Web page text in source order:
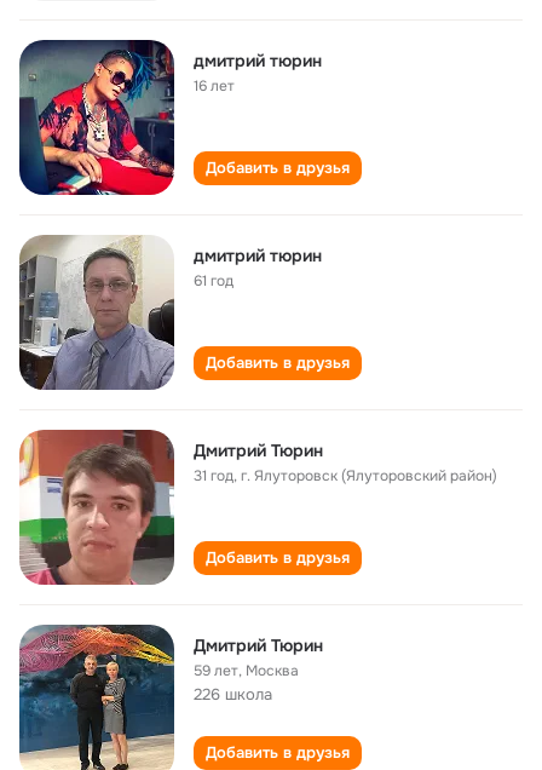
дмитрий тюрин
16 лет
Добавить в друзья
дмитрий тюрин
61 год
Добавить в друзья
Дмитрий Тюрин
31 год,г. Ялуторовск (Ялуторовский район)
Добавить в друзья
Дмитрий Тюрин
59 лет, Москва
226 школа
Добавить в друзья